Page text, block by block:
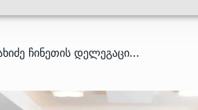
/ ირაკლი კობახიძე ჩინეთის დელეგაციას შეხვდა – რაზე ისაუბრეს?